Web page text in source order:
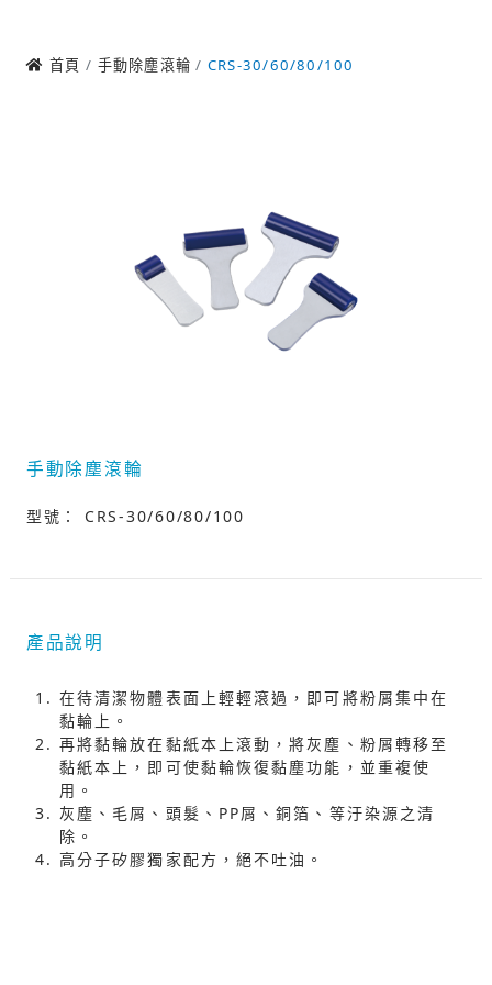
首頁 手動除塵滾輪 CRS-30/60/80/100
手動除塵滾輪
型號： CRS-30/60/80/100
產品說明
在待清潔物體表面上輕輕滾過，即可將粉屑集中在
黏輪上。
再將黏輪放在黏紙本上滾動，將灰塵、粉屑轉移至
黏紙本上，即可使黏輪恢復黏塵功能，並重複使
用。
灰塵、毛屑、頭髮、PP屑、銅箔、等汙染源之清
除。
高分子矽膠獨家配方，絕不吐油。